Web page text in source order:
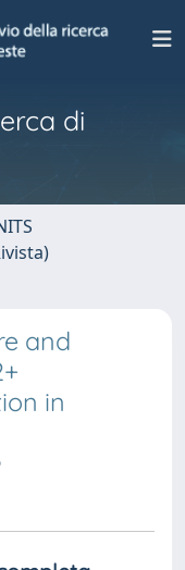
di
and
in